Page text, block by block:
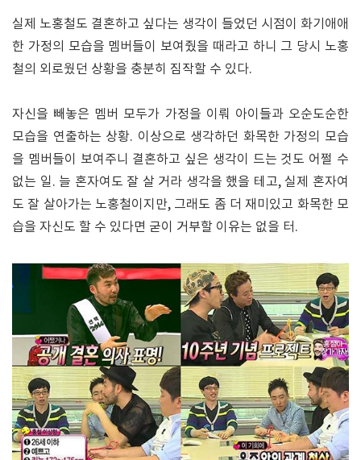
실제 노홍철도 결혼하고 싶다는 생각이 들었던 시점이 화기애애
한 가정의 모습을 멤버들이 보여줬을 때라고 하니 그 당시 노홍
철의 외로웠던 상황을 충분히 짐작할 수 있다.
자신을 빼놓은 멤버 모두가 가정을 이뤄 아이들과 오순도순한
모습을 연출하는 상황. 이상으로 생각하던 화목한 가정의 모습
을 멤버들이 보여주니 결혼하고 싶은 생각이 드는 것도 어쩔 수
없는 일. 늘 혼자여도 잘 살 거라 생각을 했을 테고, 실제 혼자여
도 잘 살아가는 노홍철이지만, 그래도 좀 더 재미있고 화목한 모
습을 자신도 할 수 있다면 굳이 거부할 이유는 없을 터.